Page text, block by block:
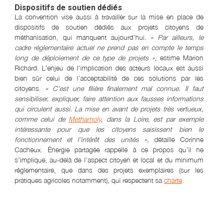
Dispositifs de soutien dédiés
La convention vise aussi à travailler sur la mise en place de
dispositifs de soutien dédiés aux projets citoyens de
méthanisation, qui manquent aujourd’hui. « Par ailleurs, le
cadre réglementaire actuel ne prend pas en compte le temps
long de déploiement de ce type de projets » , estime Marion
Richard. L’enjeu de l’implication des acteurs locaux est aussi
bien sûr celui de l’acceptabilité de ces solutions par les
citoyens. « C’est une filière finalement mal connue. Il faut
sensibiliser, expliquer, faire attention aux fausses informations
qui circulent aussi. La mise en avant de projets très vertueux,
comme celui de Methamoly, dans la Loire, est par exemple
intéressante pour que les citoyens saisissent bien le
fonctionnement et l’intérêt des unités », détaille Corinne
Cacheux. Énergie partagée rappelle à ce propos qu’il ne
s’implique, au-delà de l’aspect citoyen et local et du minimum
réglementaire, que dans des projets exemplaires (sur les
pratiques agricoles notamment), qui respectent sa charte